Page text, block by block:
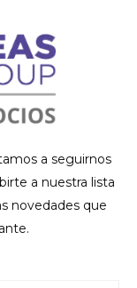
a seguirnos
a nuestra lista
novedades que